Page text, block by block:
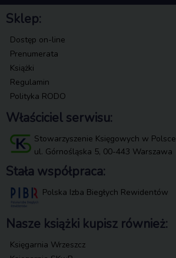
Sklep:
Dostęp on-line
Prenumerata
Książki
Regulamin
Polityka RODO
Właściciel serwisu:
Stowarzyszenie Księgowych w Polsce
ul. Górnośląska 5, 00-443 Warszawa
Stała współpraca:
Polska Izba Biegłych Rewidentów
Nasze książki kupisz również:
Księgarnia Wrzeszcz